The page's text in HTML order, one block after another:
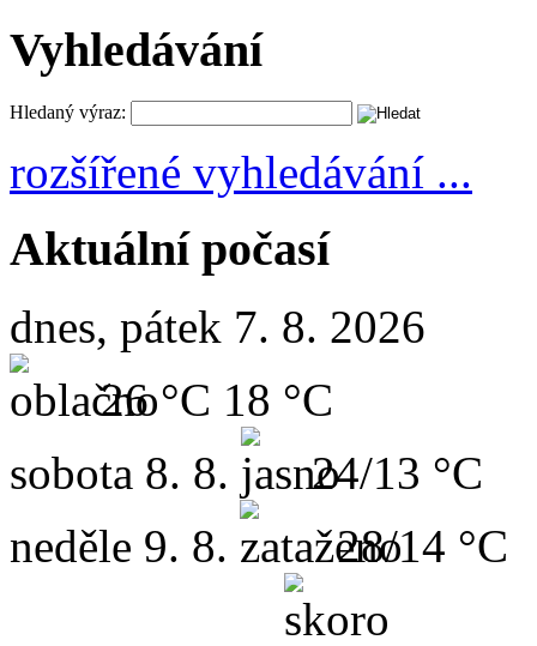
Vyhledávání
Hledaný výraz:
rozšířené vyhledávání ...
Aktuální počasí
dnes, pátek 7. 8. 2026
26 °C 18 °C
sobota 8. 8.
24/13 °C
neděle 9. 8. 28/14 °C